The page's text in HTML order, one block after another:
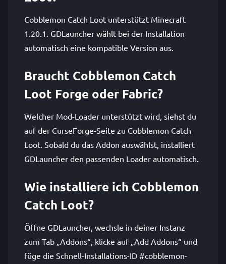
Cobblemon Catch Loot unterstützt Minecraft
1.20.1. GDLauncher wählt bei der Installation
automatisch eine kompatible Version aus.
Braucht Cobblemon Catch
Loot Forge oder Fabric?
Welcher Mod-Loader unterstützt wird, siehst du
auf der CurseForge-Seite zu Cobblemon Catch
Loot. Sobald du das Addon auswählst, installiert
GDLauncher den passenden Loader automatisch.
Wie installiere ich Cobblemon
Catch Loot?
Öffne GDLauncher, wechsle in deiner Instanz
zum Tab „Addons“, klicke auf „Add Addons“ und
füge die Schnell-Installations-ID #cobblemon-